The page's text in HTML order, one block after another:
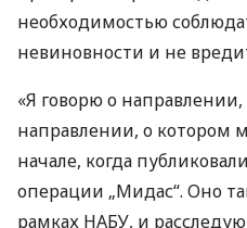
необходимостью
невиновности и не
«Я говорю о
направлении, о котором
начале, когда
операции „Мидас“. Оно
рамках НАБУ, и